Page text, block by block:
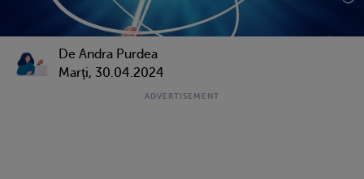
De Andra Purdea
Marţi, 30.04.2024